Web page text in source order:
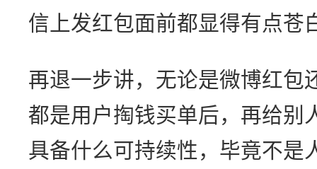
信上发红包面前都显得有点苍
再退一步讲，无论是微博红包
都是用户掏钱买单后，再给别
具备什么可持续性，毕竟不是